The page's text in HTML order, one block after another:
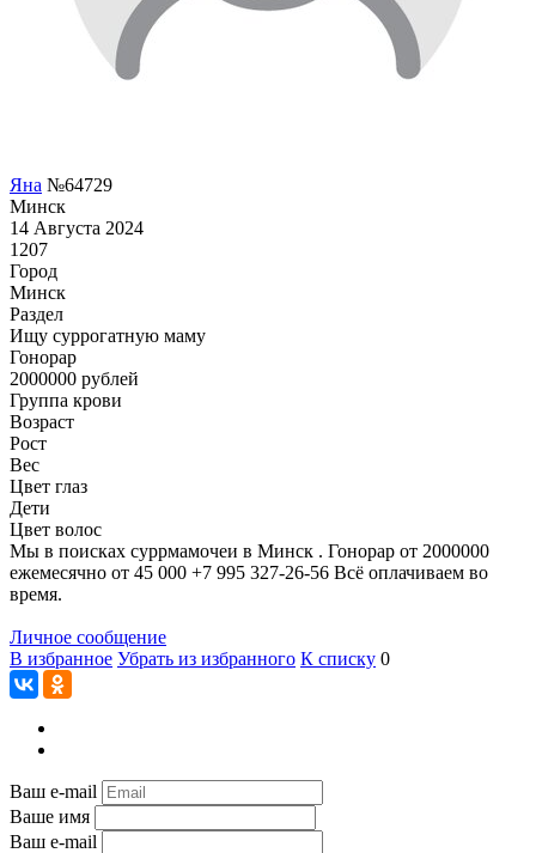
Яна №64729
Минск
14 Августа 2024
1207
Город
Минск
Раздел
Ищу суррогатную маму
Гонoрар
2000000 рублей
Группа крови
Возраст
Рост
Вес
Цвет глаз
Дети
Цвет волос
Мы в поисках суррмамочеи в Минск . Гонорар от 2000000
ежемесячно от 45 000 +7 995 327-26-56 Всё оплачиваем во
время.
Личное сообщение
В избранное Убрать из избранного К списку 0
Ваш e-mail
Ваше имя
Ваш e-mail